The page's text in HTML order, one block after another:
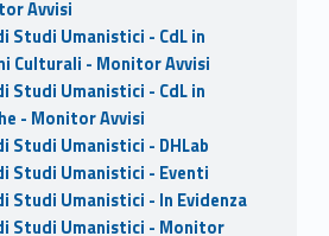
Avvisi
Studi Umanistici - CdL in
Culturali - Monitor Avvisi
Studi Umanistici - CdL in
- Monitor Avvisi
Studi Umanistici - DHLab
Studi Umanistici - Eventi
Studi Umanistici - In Evidenza
Studi Umanistici - Monitor